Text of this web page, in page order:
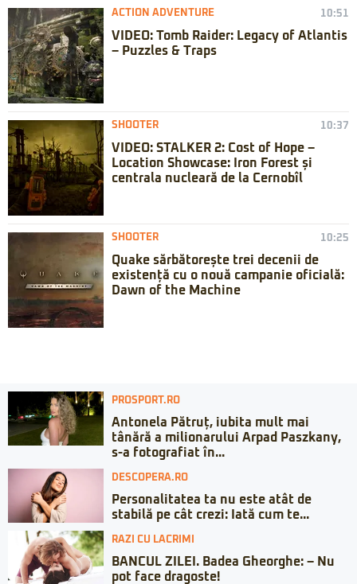
ACTION ADVENTURE 10:51
VIDEO: Tomb Raider: Legacy of Atlantis
– Puzzles & Traps
SHOOTER 10:37
VIDEO: STALKER 2: Cost of Hope –
Location Showcase: Iron Forest și
centrala nucleară de la Cernobîl
SHOOTER 10:25
Quake sărbătorește trei decenii de
existență cu o nouă campanie oficială:
Dawn of the Machine
PROSPORT.RO
Antonela Pătruț, iubita mult mai
tânără a milionarului Arpad Paszkany,
s-a fotografiat în...
DESCOPERA.RO
Personalitatea ta nu este atât de
stabilă pe cât crezi: Iată cum te...
RAZI CU LACRIMI
BANCUL ZILEI. Badea Gheorghe: – Nu
pot face dragoste!